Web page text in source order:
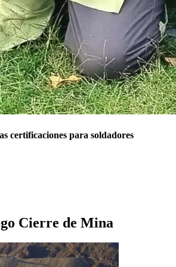
certificaciones para soldadores
Cierre de Mina